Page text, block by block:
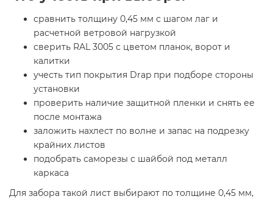
сравнить толщину 0,45 мм с шагом лаг и
расчетной ветровой нагрузкой
сверить RAL 3005 с цветом планок, ворот и
калитки
учесть тип покрытия Drap при подборе стороны
установки
проверить наличие защитной пленки и снять ее
после монтажа
заложить нахлест по волне и запас на подрезку
крайних листов
подобрать саморезы с шайбой под металл
каркаса
Для забора такой лист выбирают по толщине 0,45 мм,